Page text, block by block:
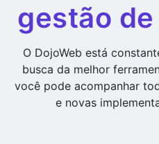
gestão
O DojoWeb está
busca da melhor
você pode acompanhar
e novas